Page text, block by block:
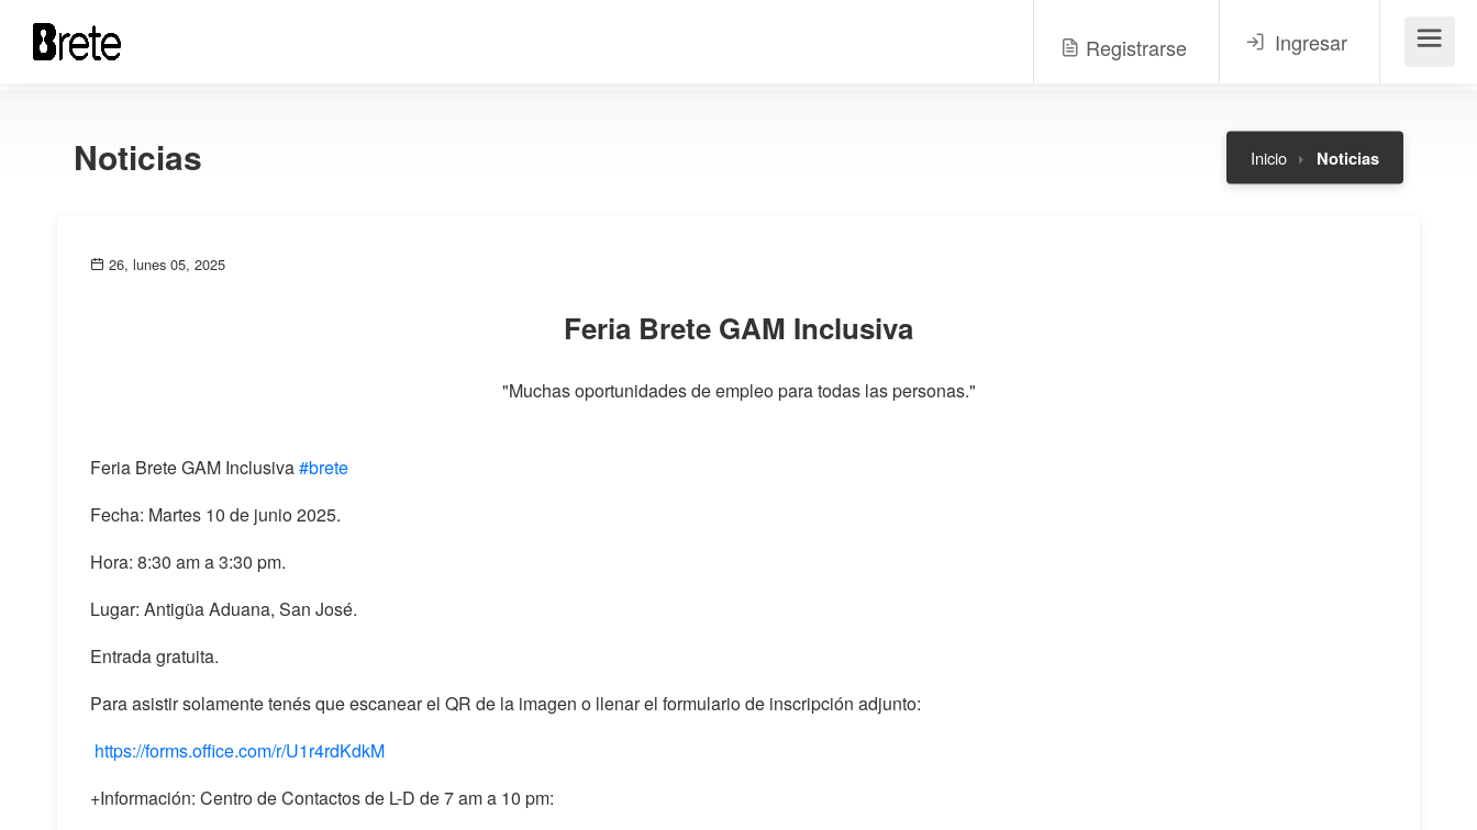
Registrarse Ingresar Menú
Noticias Inicio Noticias
26, lunes 05, 2025
Feria Brete GAM Inclusiva
"Muchas oportunidades de empleo para todas las personas."
Feria Brete GAM Inclusiva#brete
Fecha: Martes 10 de junio 2025.
Hora: 8:30 am a 3:30 pm.
Lugar: Antigüa Aduana, San José.
Entrada gratuita.
Para asistir solamente tenés que escanear el QR de la imagen o llenar el formulario de inscripción adjunto:
https://forms.office.com/r/U1r4rdKdkM
+Información: Centro de Contactos de L-D de 7 am a 10 pm: